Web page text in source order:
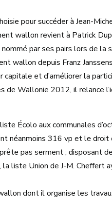
pour succéder à Jean-
wallon revient à Patrick
par ses pairs lors de la
wallon depuis Franz
capitale et d’améliorer la
de Wallonie 2012, il relance
Écolo aux communales
néanmoins 316 vp et le
pas serment ; disposant
la liste Union de J-M. Cheffert
dont il organise les